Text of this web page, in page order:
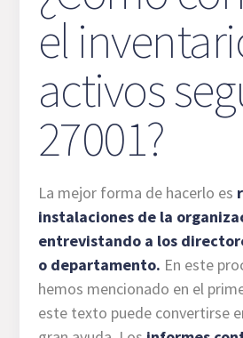
el
activos
27001?
La mejor forma de hacerlo es
instalaciones de la
entrevistando a los
o departamento. En este
hemos mencionado en el
este texto puede convertirse